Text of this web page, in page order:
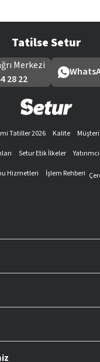
Tatilse Setur
Merkezi
28 22
Tatiller 2026 Kalite
Setur Etik İlkeler
Hizmetleri
İşlem Rehberi